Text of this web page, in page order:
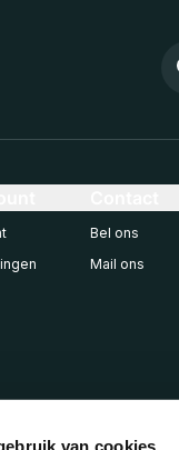
van cookies
Bel ons
Mail ons